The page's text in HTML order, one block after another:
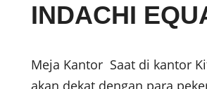
INDACHI
Meja Kantor Saat di kantor
akan dekat dengan para